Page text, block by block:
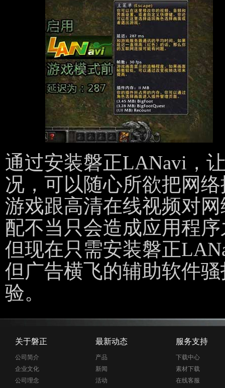
通过安装磐正LANavi，
况，可以随心所欲把网
游戏跟高清在线视频对
配不当只会造成应用程
但现在只需安装磐正
但广告横飞的辅助软件
验。
关于磐正
公司简介
企业文化
公司理念
最新动态
产品
新闻
活动
服务支持
下载中心
素材下载
在线客服